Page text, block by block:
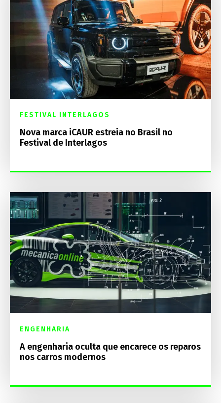
FESTIVAL INTERLAGOS
Nova marca iCAUR estreia no Brasil no
Festival de Interlagos
ENGENHARIA
A engenharia oculta que encarece os reparos
nos carros modernos